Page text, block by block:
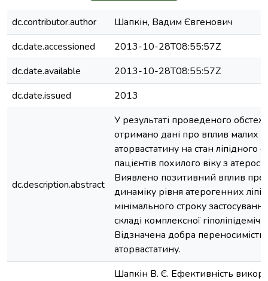
dc.contributor.author
Шапкін, Вадим Євгенович
dc.date.accessioned
2013-10-28T08:55:57Z
dc.date.available
2013-10-28T08:55:57Z
dc.date.issued
2013
dc.description.abstract
У результаті проведеного
отримано дані про вплив малих
аторвастатину на стан ліпідного
пацієнтів похилого віку з
Виявлено позитивний вплив
динаміку рівня атерогенних
мінімального строку
складі комплексної
Відзначена добра переносимість
аторвастатину.
Шапкін В. Є. Ефективність